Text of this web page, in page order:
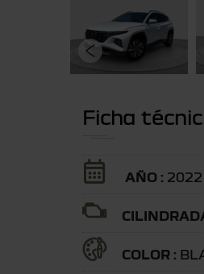
Ficha
AÑO : 2022
COLOR :